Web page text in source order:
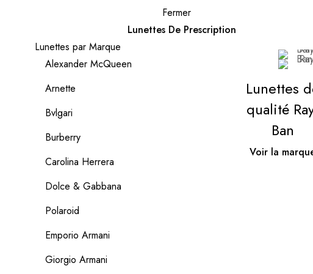
Fermer
Lunettes De Prescription
Lunettes par Marque
Alexander McQueen
Arnette
Bvlgari
Burberry
Carolina Herrera
Dolce & Gabbana
Polaroid
Emporio Armani
Giorgio Armani
Lunettes
qualité
Ban
Voir la